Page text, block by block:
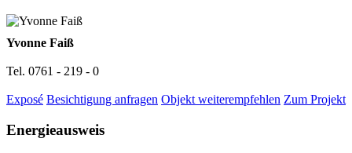
Yvonne Faiß
Tel. 0761 - 219 - 0
Exposé Besichtigung anfragen Objekt weiterempfehlen Zum Projekt
Energieausweis